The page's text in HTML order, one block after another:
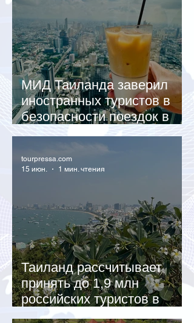
МИД Таиланда заверил
иностранных туристов в
безопасности поездок в
королевство
Таиланд рассчитывает
принять до 1,9 млн
российских туристов в
2026 году
tourpressa.com
15 июн.
1 мин. чтения